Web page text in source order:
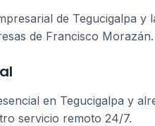
de Tegucigalpa y
de Francisco Morazán.
en Tegucigalpa y
servicio remoto 24/7.